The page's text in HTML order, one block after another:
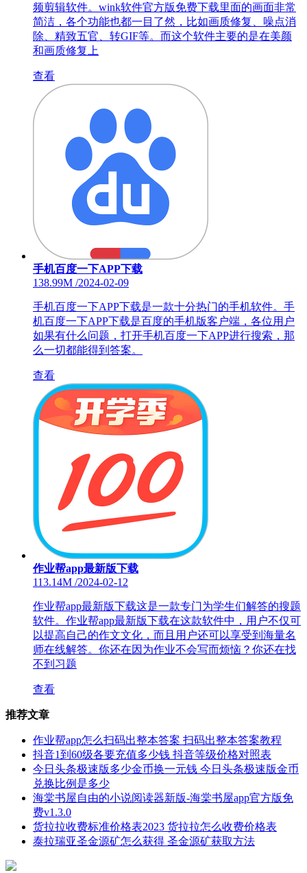
频剪辑软件。wink软件官方版免费下载里面的画面非常
简洁，各个功能也都一目了然，比如画质修复、噪点消
除、精致五官、转GIF等。而这个软件主要的是在美颜
和画质修复上
查看
手机百度一下APP下载
138.99M /2024-02-09
手机百度一下APP下载是一款十分热门的手机软件。手
机百度一下APP下载是百度的手机版客户端，各位用户
如果有什么问题，打开手机百度一下APP进行搜索，那
么一切都能得到答案。
查看
作业帮app最新版下载
113.14M /2024-02-12
作业帮app最新版下载这是一款专门为学生们解答的搜题
软件。作业帮app最新版下载在这款软件中，用户不仅可
以提高自己的作文文化，而且用户还可以享受到海量名
师在线解答。你还在因为作业不会写而烦恼？你还在找
不到习题
查看
推荐文章
作业帮app怎么扫码出整本答案 扫码出整本答案教程
抖音1到60级各要充值多少钱 抖音等级价格对照表
今日头条极速版多少金币换一元钱 今日头条极速版金币
兑换比例是多少
海棠书屋自由的小说阅读器新版-海棠书屋app官方版免
费v1.3.0
货拉拉收费标准价格表2023 货拉拉怎么收费价格表
泰拉瑞亚圣金源矿怎么获得 圣金源矿获取方法